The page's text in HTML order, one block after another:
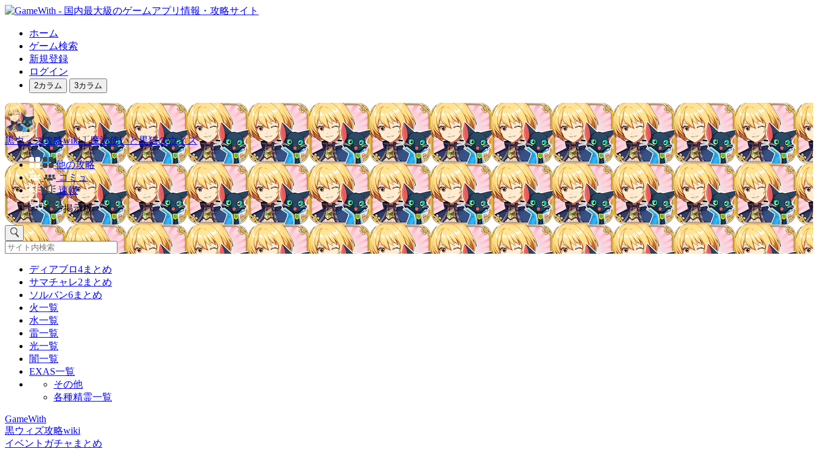
ホーム
ゲーム検索
新規登録
ログイン
2カラム 3カラム
黒ウィズ攻略wiki｜魔法使いと黒猫のウィズ
他の攻略
コミュ
速報
掲示板
ディアブロ4まとめ
サマチャレ2まとめ
ソルバン6まとめ
火一覧
水一覧
雷一覧
光一覧
闇一覧
EXAS一覧
その他
各種精霊一覧
GameWith
黒ウィズ攻略wiki
イベントガチャまとめ